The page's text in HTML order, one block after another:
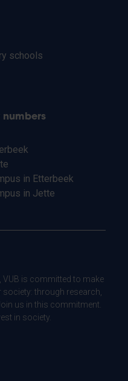
schools
numbers
in Etterbeek
in Jette
VUB is committed to make
through research,
us in this commitment.
in society.